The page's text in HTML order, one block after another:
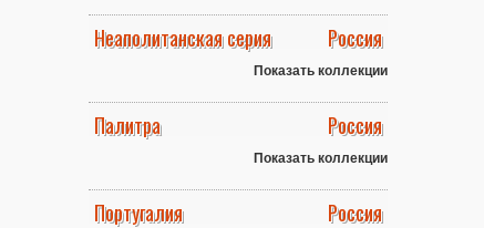
Неаполитанская серия Россия
Показать коллекции
Палитра Россия
Показать коллекции
Португалия Россия